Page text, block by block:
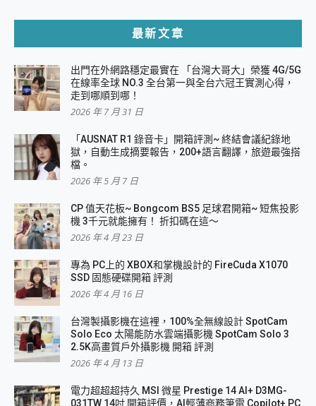
最新文章
出門在外網路穩定最實在 「台灣大哥大」榮獲 4G/5G
在線率全球 NO.3 全台第一與全台六冠王實測心得，
走到哪順到哪！
2026 年 7 月 31 日
「AUSNAT R1 錄音卡」開箱評測~ 終結會議紀錄地
獄，自動生成摘要報告，200+語言翻譯，旅遊最強搭
檔。
2026 年 5 月 7 日
CP 值天花板~ Bongcom BS5 足球君開箱~ 短焦投影
機 3千元就能擁有！ 折扣碼在這～
2026 年 4 月 23 日
專為 PC上的 XBOX和掌機設計的 FireCuda X1070
SSD 固態硬碟開箱 評測
2026 年 4 月 16 日
台灣製攝影機在這裡，100%全無線設計 SpotCam
Solo Eco 太陽能防水雲端攝影機 SpotCam Solo 3
2.5K高畫質戶外攝影機 開箱 評測
2026 年 4 月 13 日
電力超超超持久 MSI 微星 Prestige 14 AI+ D3MG-
031TW 14吋 開箱評價，AI輕薄商務筆電 Copilot+ PC